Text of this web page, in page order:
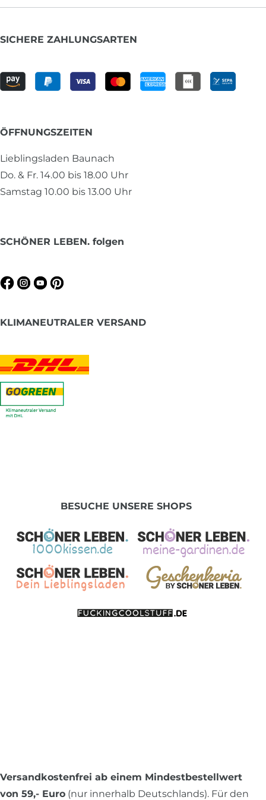
SICHERE ZAHLUNGSARTEN
ÖFFNUNGSZEITEN
Lieblingsladen Baunach
Do. & Fr. 14.00 bis 18.00 Uhr
Samstag 10.00 bis 13.00 Uhr
SCHÖNER LEBEN. folgen
KLIMANEUTRALER VERSAND
BESUCHE UNSERE SHOPS
Versandkostenfrei ab einem Mindestbestellwert
von 59,- Euro (nur innerhalb Deutschlands). Für den